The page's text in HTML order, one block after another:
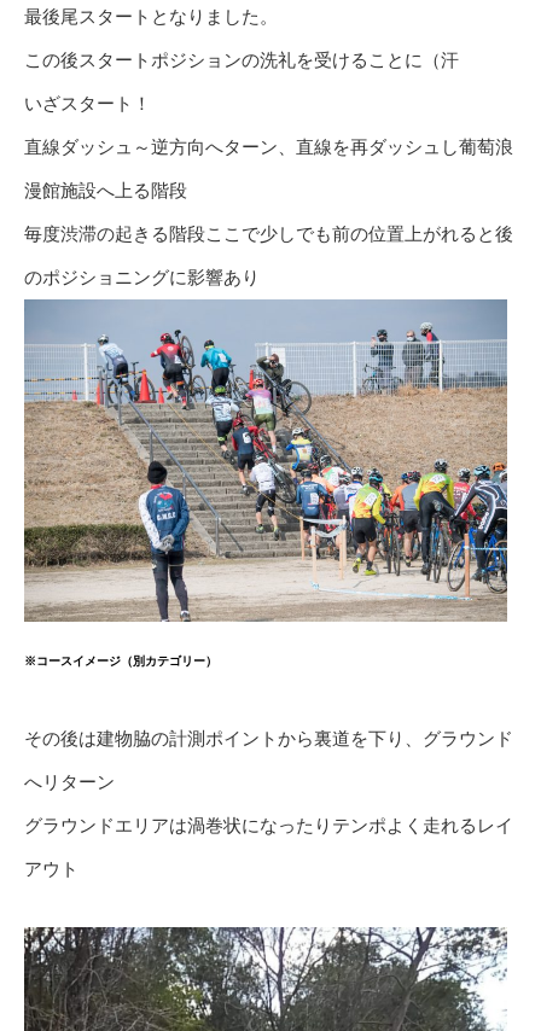
最後尾スタートとなりました。
この後スタートポジションの洗礼を受けることに（汗
いざスタート！
直線ダッシュ～逆方向へターン、直線を再ダッシュし葡萄浪
漫館施設へ上る階段
毎度渋滞の起きる階段ここで少しでも前の位置上がれると後
のポジショニングに影響あり
※コースイメージ（別カテゴリー）
その後は建物脇の計測ポイントから裏道を下り、グラウンド
へリターン
グラウンドエリアは渦巻状になったりテンポよく走れるレイ
アウト